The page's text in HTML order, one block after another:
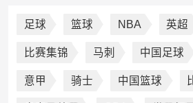
足球 篮球 NBA 英超
比赛集锦 马刺 中国足球
意甲 骑士 中国篮球